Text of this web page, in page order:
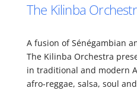
The Kilinba
A fusion of Sénégambian
The Kilinba Orchestra
in traditional and modern
afro-reggae, salsa, soul